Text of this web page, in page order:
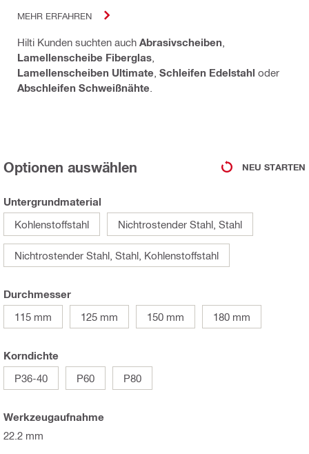
MEHR ERFAHREN
Hilti Kunden suchten auch Abrasivscheiben
Lamellenscheibe Fiberglas
Lamellenscheiben Ultimate Schleifen Edelstahl oder
Abschleifen Schweißnähte
Optionen auswählen NEU STARTEN
Untergrundmaterial
Kohlenstoffstahl
Nichtrostender Stahl, Stahl
Nichtrostender Stahl, Stahl, Kohlenstoffstahl
Durchmesser
115 mm
125 mm 150 mm 180 mm
Korndichte
P36-40
P60 P80
Werkzeugaufnahme
22.2 mm